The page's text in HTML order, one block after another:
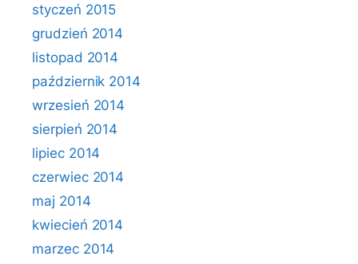
styczeń 2015
grudzień 2014
listopad 2014
październik 2014
wrzesień 2014
sierpień 2014
lipiec 2014
czerwiec 2014
maj 2014
kwiecień 2014
marzec 2014